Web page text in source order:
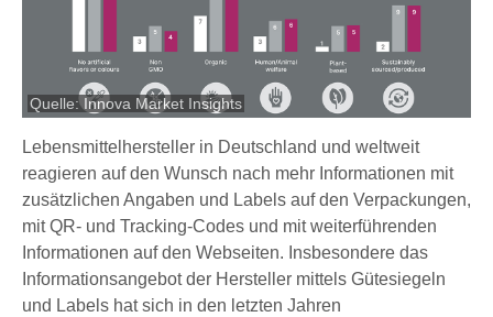
Quelle: Innova Market Insights
Lebensmittelhersteller in Deutschland und weltweit
reagieren auf den Wunsch nach mehr Informationen mit
zusätzlichen Angaben und Labels auf den Verpackungen,
mit QR- und Tracking-Codes und mit weiterführenden
Informationen auf den Webseiten. Insbesondere das
Informationsangebot der Hersteller mittels Gütesiegeln
und Labels hat sich in den letzten Jahren